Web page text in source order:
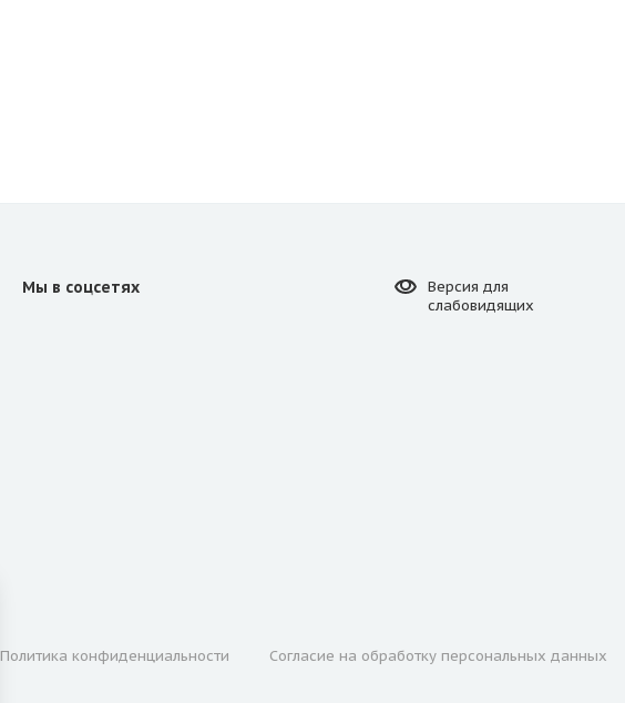
Мы в соцсетях
Версия для
слабовидящих
Политика конфиденциальности Согласие на обработку персональных данных